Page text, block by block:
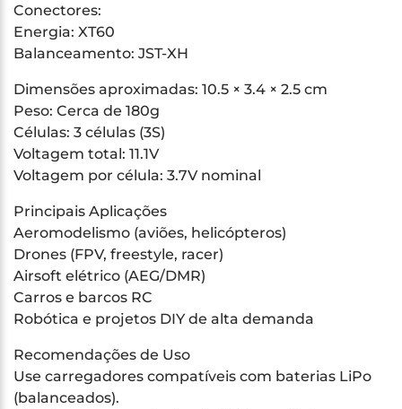
Conectores:
Energia: XT60
Balanceamento: JST-XH
Dimensões aproximadas: 10.5 × 3.4 × 2.5 cm
Peso: Cerca de 180g
Células: 3 células (3S)
Voltagem total: 11.1V
Voltagem por célula: 3.7V nominal
Principais Aplicações
Aeromodelismo (aviões, helicópteros)
Drones (FPV, freestyle, racer)
Airsoft elétrico (AEG/DMR)
Carros e barcos RC
Robótica e projetos DIY de alta demanda
Recomendações de Uso
Use carregadores compatíveis com baterias LiPo
(balanceados).